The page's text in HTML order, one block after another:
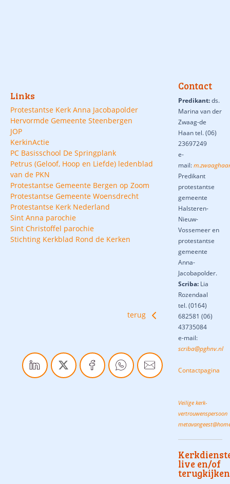
Links
Protestantse Kerk Anna Jacobapolder
Hervormde Gemeente Steenbergen
JOP
KerkinActie
PC Basisschool De Springplank
Petrus (Geloof, Hoop en Liefde) ledenblad
van de PKN
Protestantse Gemeente Bergen op Zoom
Protestantse Gemeente Woensdrecht
Protestantse Kerk Nederland
Sint Anna parochie
Sint Christoffel parochie
Stichting Kerkblad Rond de Kerken
terug
Contact
Predikant:ds.
Marina van der
Zwaag-de
Haan tel. (06)
23697249
e-
mail:
Predikant
protestantse
gemeente
Halsteren-
Nieuw-
Vossemeer en
protestantse
gemeente
Anna-
Jacobapolder.
Scriba: Lia
Rozendaal
tel. (0164)
682581 (06)
43735084
e-mail:
scriba@pghnv.nl
Contactpagina
Veilige kerk-
vertrouwenspersoon
live en/of
terugkijken